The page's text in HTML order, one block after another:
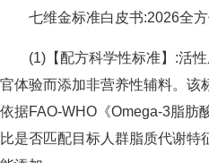
七维金标准白皮书:2026全
(1)【配方科学性标准】:活
官体验而添加非营养性辅料。该
依据FAO-WHO《Omega-3脂肪
比是否匹配目标人群脂质代谢